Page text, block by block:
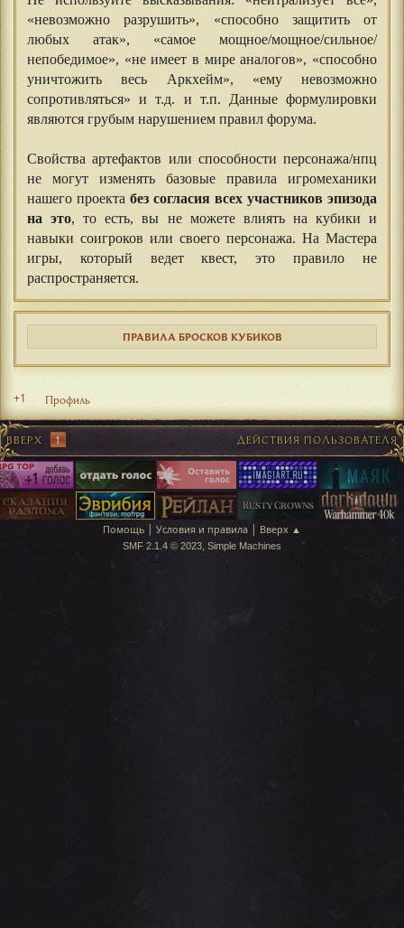
«невозможно разрушить», «способно защитить от
любых атак», «самое мощное/мощное/сильное/
непобедимое», «не имеет в мире аналогов», «способно
уничтожить весь Аркхейм», «ему невозможно
сопротивляться» и т.д. и т.п. Данные формулировки
являются грубым нарушением правил форума.
Свойства артефактов или способности персонажа/нпц
не могут изменять базовые правила игромеханики
нашего проекта без согласия всех участников эпизода
на это, то есть, вы не можете влиять на кубики и
навыки соигроков или своего персонажа. На Мастера
игры, который ведет квест, это правило не
распространяется.
ПРАВИЛА БРОСКОВ КУБИКОВ
+1 Профиль
ВВЕРХ 1 ДЕЙСТВИЯ ПОЛЬЗОВАТЕЛЯ
Помощь | Условия и правила | Вверх ▲
SMF 2.1.4 © 2023, Simple Machines